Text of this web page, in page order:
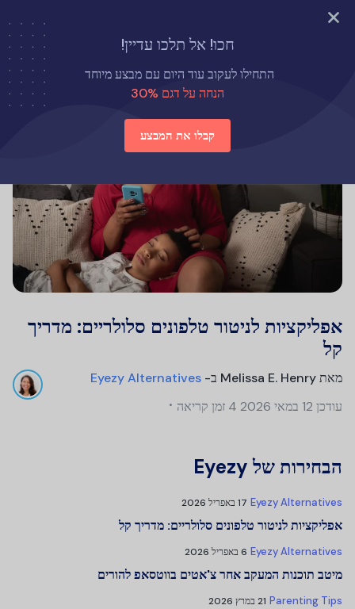
נסה עכשיו
חכו! אל תלכו עדיין!
התחילו לעקוב עוד היום עם מבצע מיוחד
הנחה על דגם 30%
קבלו את המבצע
אפליקציות לניטור טלפונים סלולריים: מדריך
קל
מאתMelissa E. Henry ב- Eyezy Alternatives
עודכן
4 זמן קריאה
הבחירות של Eyezy
Eyezy Alternatives 17 באפריל 2026
אפליקציות לניטור טלפונים סלולריים: מדריך קל
Eyezy Alternatives 6 באפריל 2026
מיטב תוכנות המעקב אחר צ'אטים בווטסאפ להורים
Parenting Tips 21 במרץ 2026